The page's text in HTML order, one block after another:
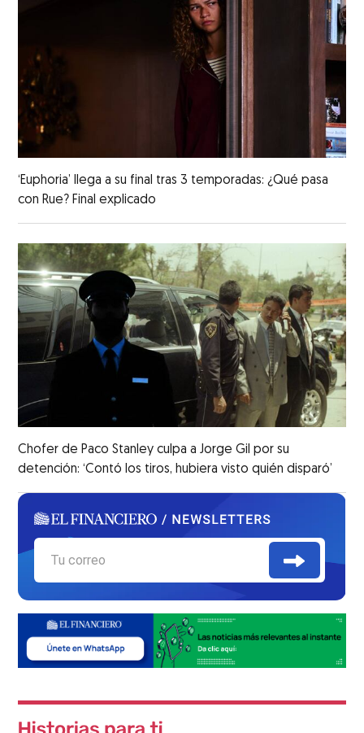
‘Euphoria’ llega a su final tras 3 temporadas: ¿Qué pasa
con Rue? Final explicado
Chofer de Paco Stanley culpa a Jorge Gil por su
detención: ‘Contó los tiros, hubiera visto quién disparó’